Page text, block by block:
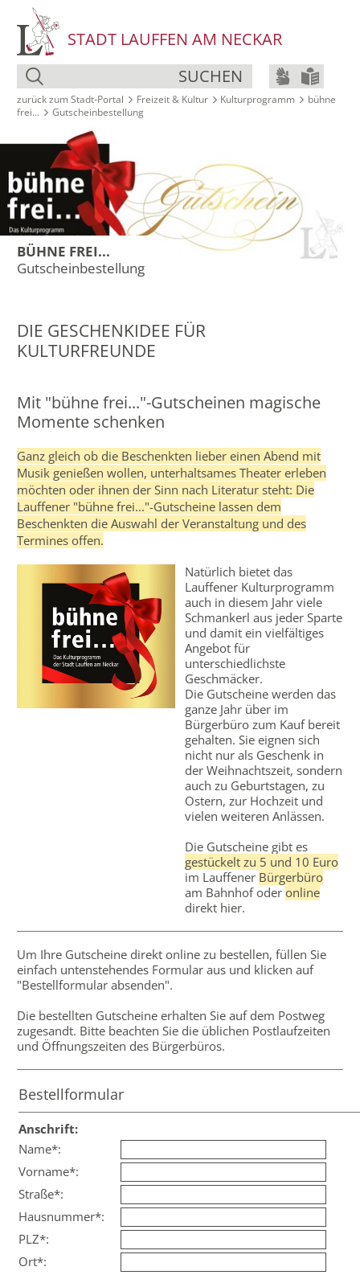
STADT LAUFFEN AM NECKAR
SUCHEN
zurück zum Stadt‑Portal Freizeit & Kultur Kultur­programm
bühne
frei...
Gutscheinbestellung
BÜHNE FREI...
Gutscheinbestellung
DIE GESCHENKIDEE FÜR
KULTURFREUNDE
Mit "bühne frei..."-Gutscheinen magische
Momente schenken
Ganz gleich ob die Beschenkten lieber einen Abend mit
Musik genießen wollen, unterhaltsames Theater erleben
möchten oder ihnen der Sinn nach Literatur steht: Die
Lauffener "bühne frei..."-Gutscheine lassen dem
Beschenkten die Auswahl der Veranstaltung und des
Termines offen.
Natürlich bietet das
Lauffener Kulturprogramm
auch in diesem Jahr viele
Schmankerl aus jeder Sparte
und damit ein vielfältiges
Angebot für
unterschiedlichste
Geschmäcker.
Die Gutscheine werden das
ganze Jahr über im
Bürgerbüro zum Kauf bereit
gehalten. Sie eignen sich
nicht nur als Geschenk in
der Weihnachtszeit, sondern
auch zu Geburtstagen, zu
Ostern, zur Hochzeit und
vielen weiteren Anlässen.
Die Gutscheine gibt es
gestückelt zu 5 und 10 Euro
im Lauffener Bürgerbüro
am Bahnhof oderonline
direkt hier.
Um Ihre Gutscheine direkt online zu bestellen, füllen Sie
einfach untenstehendes Formular aus und klicken auf
"Bestellformular absenden".
Die bestellten Gutscheine erhalten Sie auf dem Postweg
zugesandt. Bitte beachten Sie die üblichen Postlaufzeiten
und Öffnungszeiten des Bürgerbüros.
Bestellformular
Anschrift:
Name*:
Vorname*:
Straße*:
Hausnummer*:
PLZ*:
Ort*: